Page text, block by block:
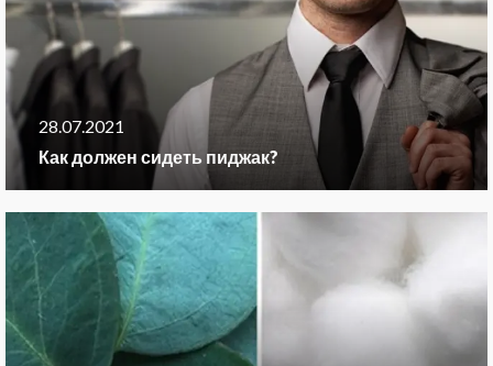
28.07.2021
Как должен сидеть пиджак?